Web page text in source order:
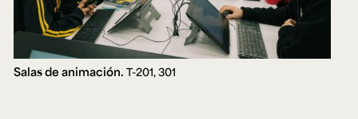
Salas de animación. T-201, 301